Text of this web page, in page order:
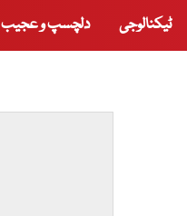
ٹیکنالوجی دلچسپ و عجیب